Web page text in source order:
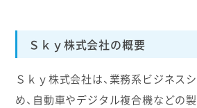
Ｓｋｙ株式会社の概要
Ｓｋｙ株式会社は、業務系ビジネス
め、自動車やデジタル複合機などの